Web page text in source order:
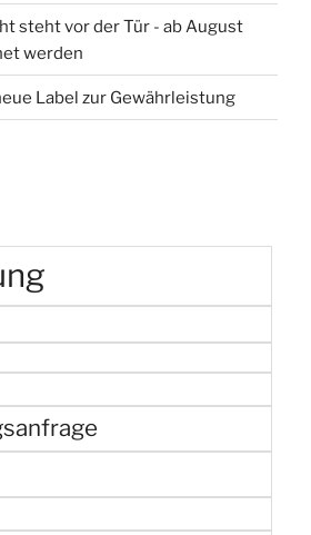
steht vor der Tür - ab August
werden
Label zur Gewährleistung